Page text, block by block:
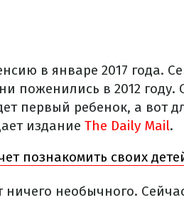
в январе 2017 года.
поженились в 2012 году.
первый ребенок, а вот
издание The Daily Mail.
познакомить своих
необычного.